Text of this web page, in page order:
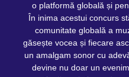
o platformă globală și
În inima acestui concurs
comunitate globală a
găsește vocea și fiecare
un amalgam sonor cu
devine nu doar un